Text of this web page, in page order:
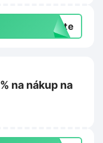
exte
na nákup na